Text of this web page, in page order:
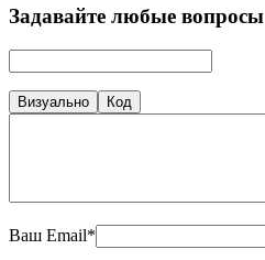
Задавайте любые вопросы
Визуально Код
Ваш Email*